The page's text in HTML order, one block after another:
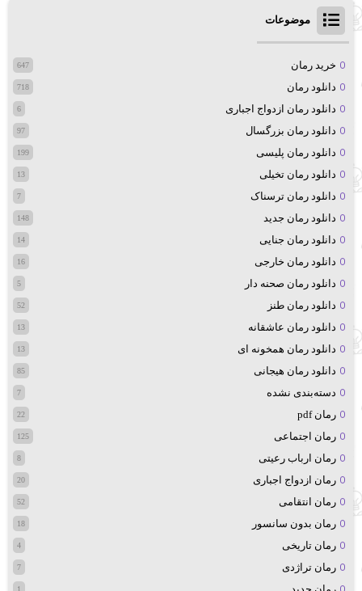
موضوعات
خرید رمان 647
دانلود رمان 718
دانلود رمان ازدواج اجباری 6
دانلود رمان بزرگسال 97
دانلود رمان پلیسی 199
دانلود رمان تخیلی 13
دانلود رمان ترسناک 7
دانلود رمان جدید 148
دانلود رمان جنایی 14
دانلود رمان خارجی 16
دانلود رمان صحنه دار 5
دانلود رمان طنز 52
دانلود رمان عاشقانه 13
دانلود رمان همخونه ای 13
دانلود رمان هیجانی 85
دسته‌بندی نشده 7
رمان pdf 22
رمان اجتماعی 125
رمان ارباب رعیتی 8
رمان ازدواج اجباری 20
رمان انتقامی 52
رمان بدون سانسور 18
رمان تاریخی 4
رمان تراژدی 7
رمان جدید 1